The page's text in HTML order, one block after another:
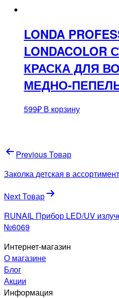
LONDA
КРАСКА ДЛЯ
МЕДНО-
599₽ В корзину
Навигация
по
записям
Previous Товар
Заколка детская в
Next Товар
RUNAIL Прибор LED/UV
№6069
Интернет-магазин
О магазине
Блог
Акции
Информация